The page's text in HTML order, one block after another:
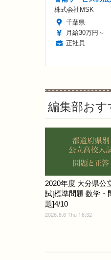
株式会社MSK
千葉県
月給30万円～
正社員
編集部お
2020年度 大分県公
試[標準問題 数学・
題]4/10
2026.8.6 Thu 16:32